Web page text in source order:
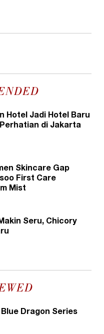
Hotel Jadi Hotel Baru
di Jakarta
Skincare Gap
First Care
Mist
Seru, Chicory
Dragon Series